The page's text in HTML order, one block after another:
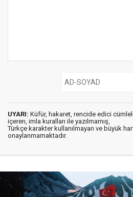
UYARI: Küfür, hakaret, rencide edici
içeren, imla kuralları ile yazılmamış,
Türkçe karakter kullanılmayan ve büyük
onaylanmamaktadır.